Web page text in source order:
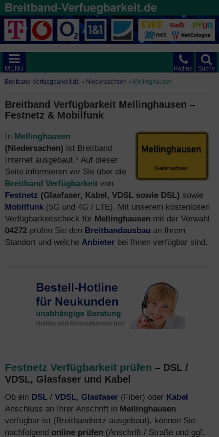
Suche
Hotline
MENÜ
Breitband-Verfuegbarkeit.de » Niedersachsen » Mellinghausen
Breitband Verfügbarkeit Mellinghausen –
Festnetz & Mobilfunk
In Mellinghausen
(Niedersachen) ist Breitband
Internet ausgebaut.* Auf dieser
Seite informieren wir Sie über die
Breitband Verfügbarkeit von
Festnetz (Glasfaser, Kabel, VDSL sowie DSL) sowie
Mobilfunk (5G und 4G / LTE). Mit unserem kostenlosen
Verfügbarkeitscheck für Mellinghausen mit der Vorwahl
04272 prüfen Sie den Breitbandausbau an Ihrem
Standort und welche Anbieter bei Ihnen verfügbar sind.
Festnetz Verfügbarkeit prüfen – DSL /
VDSL, Glasfaser und Kabel
Ob ein DSL / VDSL, Glasfaser (Fiber) oder Kabel
Anschluss an Ihrer Anschrift in Mellinghausen
verfügbar ist (Breitbandnetz ausgebaut), können Sie
nachfolgend online prüfen (Anschrift / Straße und ggf.